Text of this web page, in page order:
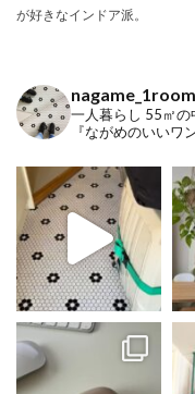
が好きなインドア派。
nagame_1room
一人暮らし 55㎡の
『ながめのいいワ